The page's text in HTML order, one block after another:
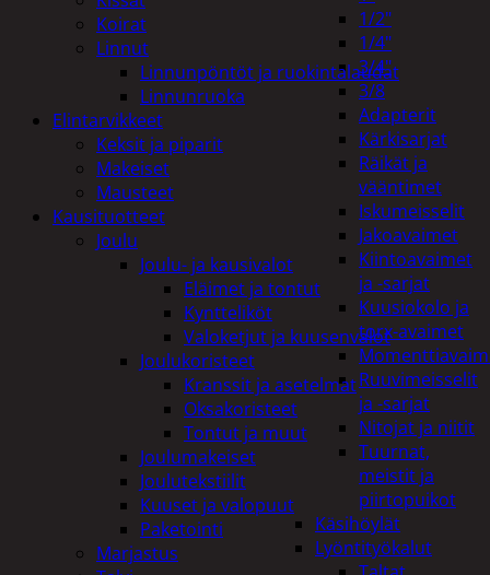
1/2"
1/4"
3/4"
3/8
Adapterit
Kärkisarjat
Räikät ja
vääntimet
Iskumeisselit
Jakoavaimet
Kiintoavaimet
ja -sarjat
Kuusiokolo ja
torx-avaimet
Ruuvimeisselit
ja -sarjat
Nitojat ja niitit
Tuurnat,
meistit ja
piirtopuikot
Käsihöylät
Lyöntityökalut
Koirat
Linnut
Linnunpöntöt ja ruokintalaudat
Linnunruoka
Elintarvikkeet
Keksit ja piparit
Makeiset
Mausteet
Kausituotteet
Joulu
Joulu- ja kausivalot
Eläimet ja tontut
Kyntteliköt
Valoketjut ja kuusenvalot
Joulukoristeet
Kranssit ja asetelmat
Oksakoristeet
Tontut ja muut
Joulumakeiset
Joulutekstiilit
Kuuset ja valopuut
Paketointi
Marjastus